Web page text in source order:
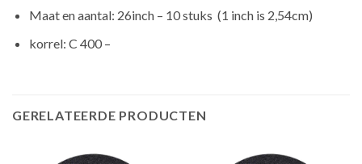
Maat en aantal: 26inch – 10 stuks (1 inch is 2,54cm)
korrel: C 400 –
GERELATEERDE PRODUCTEN